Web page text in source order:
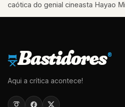
caótica do genial cineasta Hayao
ergueu…
Bastidores®
Aqui a crítica acontece!